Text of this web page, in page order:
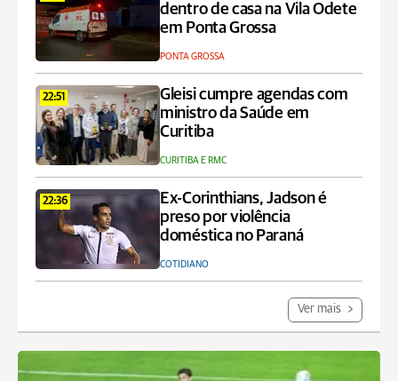
dentro de casa na Vila Odete
em Ponta Grossa
PONTA GROSSA
22:51
Gleisi cumpre agendas com
ministro da Saúde em
Curitiba
CURITIBA E RMC
22:36
Ex-Corinthians, Jadson é
preso por violência
doméstica no Paraná
COTIDIANO
Ver mais